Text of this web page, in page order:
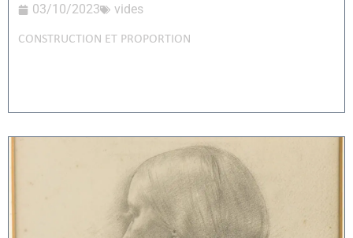
03/10/2023 vides
CONSTRUCTION ET PROPORTION